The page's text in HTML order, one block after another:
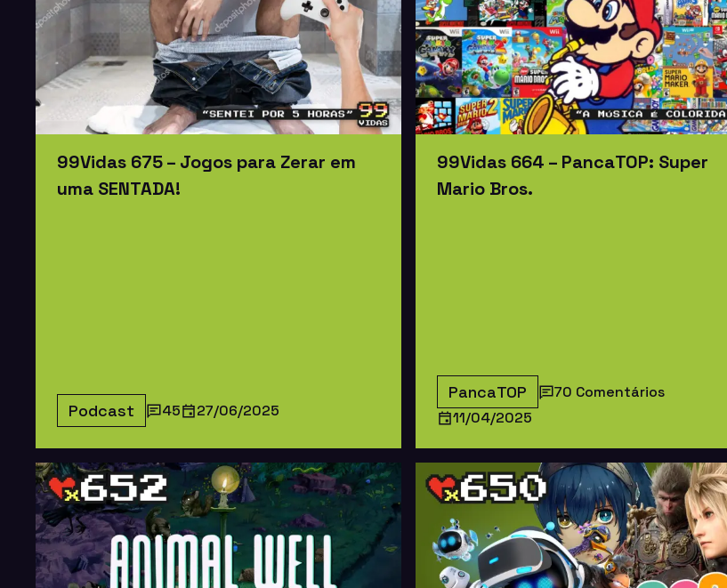
99Vidas 675 – Jogos para Zerar em
uma SENTADA!
Podcast 45 27/06/2025
99Vidas 664 – PancaTOP: Super
Mario Bros.
PancaTOP
70 Comentários
11/04/2025